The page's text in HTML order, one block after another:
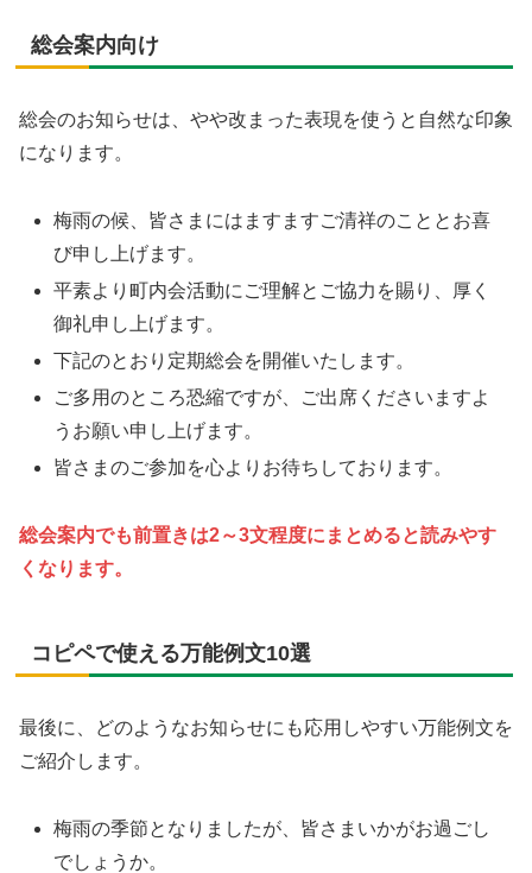
総会案内向け
総会のお知らせは、やや改まった表現を使うと自然な印象
になります。
梅雨の候、皆さまにはますますご清祥のこととお喜
び申し上げます。
平素より町内会活動にご理解とご協力を賜り、厚く
御礼申し上げます。
下記のとおり定期総会を開催いたします。
ご多用のところ恐縮ですが、ご出席くださいますよ
うお願い申し上げます。
皆さまのご参加を心よりお待ちしております。
総会案内でも前置きは2～3文程度にまとめると読みやす
くなります。
コピペで使える万能例文10選
最後に、どのようなお知らせにも応用しやすい万能例文を
ご紹介します。
梅雨の季節となりましたが、皆さまいかがお過ごし
でしょうか。